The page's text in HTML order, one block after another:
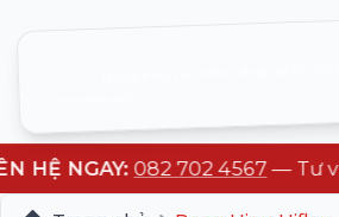
Liên hệ: 082 702 4567 — Tư vấn
NGAY: 082 702 4567 — Tư vấn